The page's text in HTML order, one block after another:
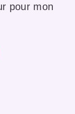
pour mon